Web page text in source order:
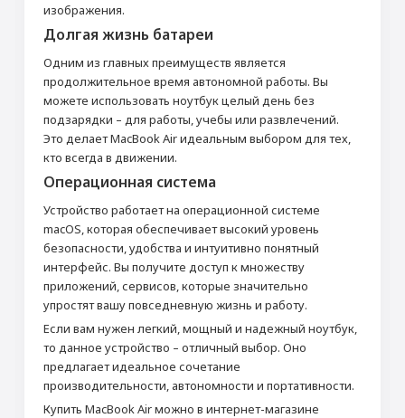
изображения.
Долгая жизнь батареи
Одним из главных преимуществ является
продолжительное время автономной работы. Вы
можете использовать ноутбук целый день без
подзарядки – для работы, учебы или развлечений.
Это делает MacBook Air идеальным выбором для тех,
кто всегда в движении.
Операционная система
Устройство работает на операционной системе
macOS, которая обеспечивает высокий уровень
безопасности, удобства и интуитивно понятный
интерфейс. Вы получите доступ к множеству
приложений, сервисов, которые значительно
упростят вашу повседневную жизнь и работу.
Если вам нужен легкий, мощный и надежный ноутбук,
то данное устройство – отличный выбор. Оно
предлагает идеальное сочетание
производительности, автономности и портативности.
Купить MacBook Air можно в интернет-магазине